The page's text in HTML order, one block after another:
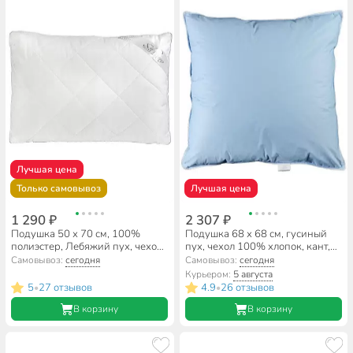
Лучшая цена
Только самовывоз
1 290 ₽
Подушка 50 х 70 см, 100%
полиэстер, Лебяжий пух, чехол
100% хлопок, кант, средняя,
Самовывоз:сегодня
5•27 отзывов
В корзину
Лучшая цена
2 307 ₽
Подушка 68 х 68 см, гусиный
пух, чехол 100% хлопок, кант,
мягкая, Майская ночь, ПГмн -
7С
Самовывоз: сегодня
Курьером: 5 августа
4.9•26 отзывов
В корзину